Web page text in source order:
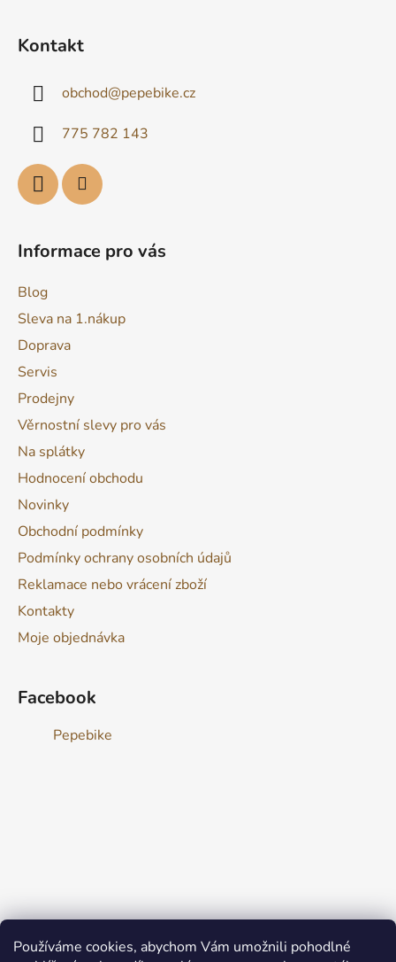
Používáme cookies, abychom Vám umožnili pohodlné
Kontakt
obchod@pepebike.cz
775 782 143
Informace pro vás
Blog
Sleva na 1.nákup
Doprava
Servis
Prodejny
Věrnostní slevy pro vás
Na splátky
Hodnocení obchodu
Novinky
Obchodní podmínky
Podmínky ochrany osobních údajů
Reklamace nebo vrácení zboží
Kontakty
Moje objednávka
Facebook
Pepebike